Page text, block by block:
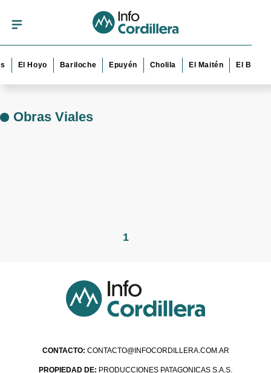
El Hoyo Bariloche Epuyén Cholila El Maitén El Bolsón
Obras Viales
1
CONTACTO: CONTACTO@INFOCORDILLERA.COM.AR
PROPIEDAD DE: PRODUCCIONES PATAGONICAS S.A.S.